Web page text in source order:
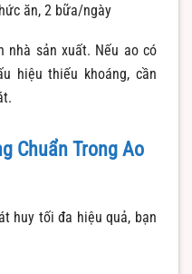
ăn, 2 bữa/ngày
nhà sản xuất. Nếu ao có
hiệu thiếu khoáng, cần
Chuẩn Trong Ao
huy tối đa hiệu quả, bạn